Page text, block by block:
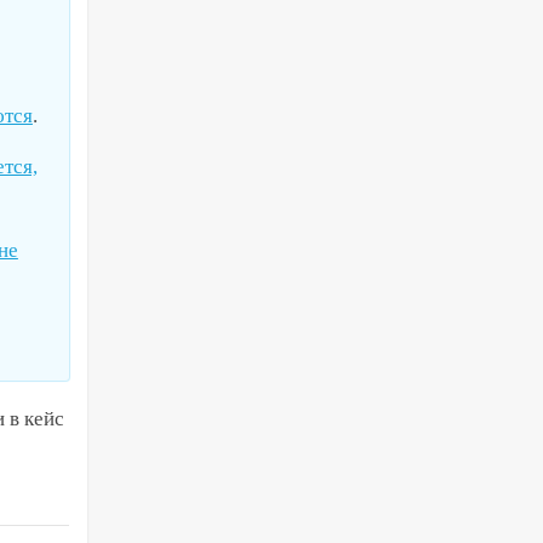
.
в кейс